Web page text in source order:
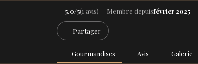
5.0/5(1 avis) Membre depuisfévrier 2025
Partager
Gourmandises Avis Galerie